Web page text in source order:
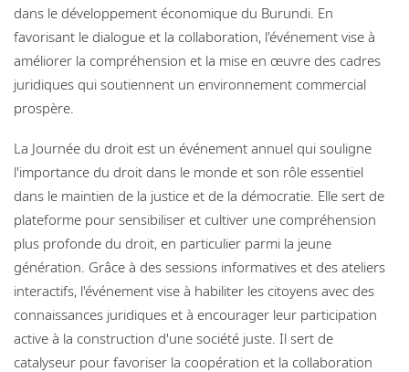
dans le développement économique du Burundi. En
favorisant le dialogue et la collaboration, l'événement vise à
améliorer la compréhension et la mise en œuvre des cadres
juridiques qui soutiennent un environnement commercial
prospère.
La Journée du droit est un événement annuel qui souligne
l'importance du droit dans le monde et son rôle essentiel
dans le maintien de la justice et de la démocratie. Elle sert de
plateforme pour sensibiliser et cultiver une compréhension
plus profonde du droit, en particulier parmi la jeune
génération. Grâce à des sessions informatives et des ateliers
interactifs, l'événement vise à habiliter les citoyens avec des
connaissances juridiques et à encourager leur participation
active à la construction d'une société juste. Il sert de
catalyseur pour favoriser la coopération et la collaboration